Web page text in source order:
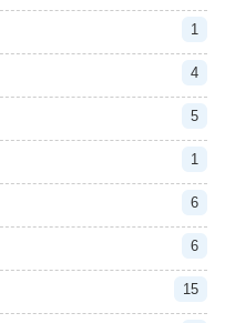
1
4
5
1
6
6
15